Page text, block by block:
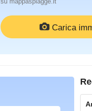
Carica